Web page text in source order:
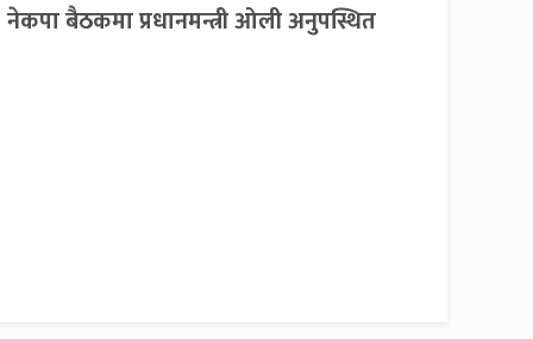
नेकपा बैठकमा प्रधानमन्त्री ओली अनुपस्थित